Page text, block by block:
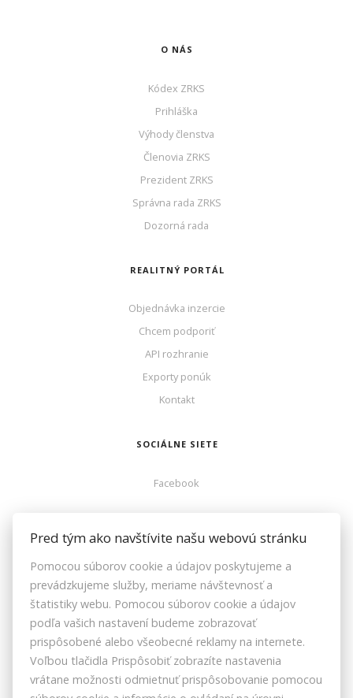
O NÁS
Kódex ZRKS
Prihláška
Výhody členstva
Členovia ZRKS
Prezident ZRKS
Správna rada ZRKS
Dozorná rada
REALITNÝ PORTÁL
Objednávka inzercie
Chcem podporiť
API rozhranie
Exporty ponúk
Kontakt
SOCIÁLNE SIETE
Facebook
Facebook
Instagram
Youtube
ZRKS | ZDRUŽENIE REALITNÝCH KANCELÁRIÍ SLOVENSKA © 2026
Pred tým ako navštívite našu webovú stránku
Pomocou súborov cookie a údajov poskytujeme a
prevádzkujeme služby, meriame návštevnosť a
štatistiky webu. Pomocou súborov cookie a údajov
podľa vašich nastavení budeme zobrazovať
prispôsobené alebo všeobecné reklamy na internete.
Voľbou tlačidla Prispôsobiť zobrazíte nastavenia
vrátane možnosti odmietnuť prispôsobovanie pomocou